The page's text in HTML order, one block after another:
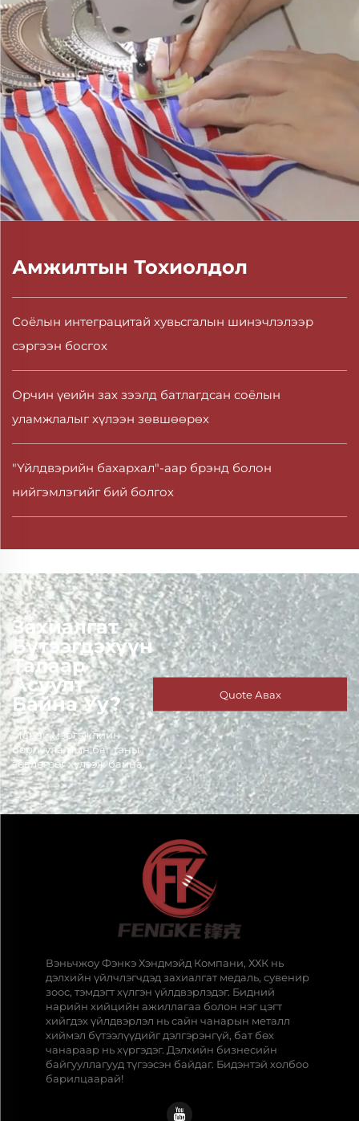
Амжилтын Тохиолдол
Соёлын интеграцитай хувьсгалын шинэчлэлээр
сэргээн босгох
Орчин үеийн зах зээлд батлагдсан соёлын
уламжлалыг хүлээн зөвшөөрөх
"Үйлдвэрийн бахархал"-аар брэнд болон
нийгэмлэгийг бий болгох
Захиалгат
Бүтээгдэхүүн
Талаар
Асуулт
Байна Уу?
Манай мэргэжлийн
борлуулалтын баг таны
зөвлөгөөг хүлээж байна.
Quote Авах
Вэньчжоу Фэнкэ Хэндмэйд Компани, ХХК нь
дэлхийн үйлчлэгчдэд захиалгат медаль, сувенир
зоос, тэмдэгт хүлгэн үйлдвэрлэдэг. Бидний
нарийн хийцийн ажиллагаа болон нэг цэгт
хийгдэх үйлдвэрлэл нь сайн чанарын металл
хиймэл бүтээлүүдийг дэлгэрэнгүй, бат бөх
чанараар нь хүргэдэг. Дэлхийн бизнесийн
байгууллагууд түгээсэн байдаг. Бидэнтэй холбоо
барилцаарай!